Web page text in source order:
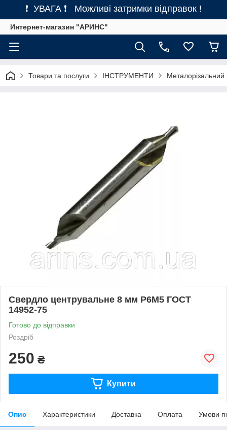
❗ УВАГА ❗ Можливі затримки відправок !
Интернет-магазин "АРИНС"
Товари та послуги ІНСТРУМЕНТИ Металорізальний
Свердло центрувальне 8 мм Р6М5 ГОСТ
14952-75
Готово до відправки
Роздріб
250 ₴
Купити
Опис Характеристики Доставка Оплата Умови